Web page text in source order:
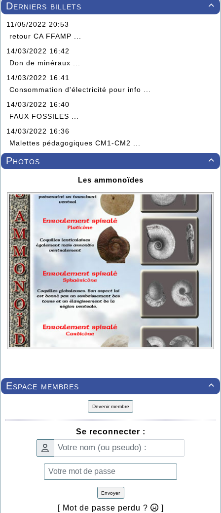

Derniers billets
11/05/2022 20:53
retour CA FFAMP ...
14/03/2022 16:42
Don de minéraux ...
14/03/2022 16:41
Consommation d'électricité pour info ...
14/03/2022 16:40
FAUX FOSSILES ...
14/03/2022 16:36
Malettes pédagogiques CM1-CM2 ...

Photos
Les ammonoïdes

Espace membres
Devenir membre
Se reconnecter :
Envoyer
[ Mot de passe perdu ? ]